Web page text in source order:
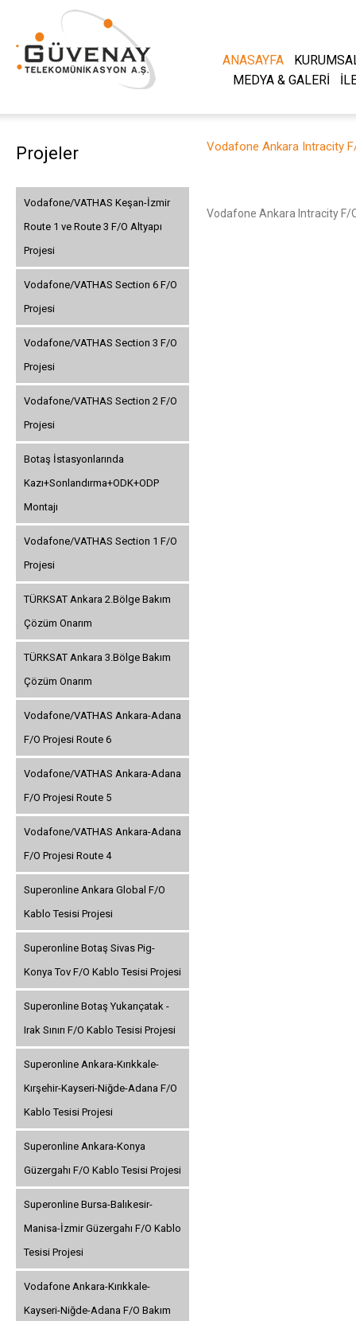
ANASAYFA
MEDYA & GALERİ
Projeler
Vodafone/VATHAS Keşan-İzmir
Route 1 ve Route 3 F/O Altyapı
Projesi
Vodafone/VATHAS Section 6 F/O
Projesi
Vodafone/VATHAS Section 3 F/O
Projesi
Vodafone/VATHAS Section 2 F/O
Projesi
Botaş İstasyonlarında
Kazı+Sonlandırma+ODK+ODP
Montajı
Vodafone/VATHAS Section 1 F/O
Projesi
TÜRKSAT Ankara 2.Bölge Bakım
Çözüm Onarım
TÜRKSAT Ankara 3.Bölge Bakım
Çözüm Onarım
Vodafone/VATHAS Ankara-Adana
F/O Projesi Route 6
Vodafone/VATHAS Ankara-Adana
F/O Projesi Route 5
Vodafone/VATHAS Ankara-Adana
F/O Projesi Route 4
Superonline Ankara Global F/O
Kablo Tesisi Projesi
Superonline Botaş Sivas Pig-
Konya Tov F/O Kablo Tesisi Projesi
Superonline Botaş Yukarıçatak -
Irak Sınırı F/O Kablo Tesisi Projesi
Superonline Ankara-Kırıkkale-
Kırşehir-Kayseri-Niğde-Adana F/O
Kablo Tesisi Projesi
Superonline Ankara-Konya
Güzergahı F/O Kablo Tesisi Projesi
Superonline Bursa-Balıkesir-
Manisa-İzmir Güzergahı F/O Kablo
Tesisi Projesi
Vodafone Ankara-Kırıkkale-
Kayseri-Niğde-Adana F/O Bakım
Vodafone Ankara Intracity F/
Vodafone Ankara Intracity F/